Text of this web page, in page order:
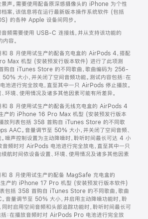
声。需要使用配备原深感摄像头的 iPhone 为个性
案，该信息将在运行最新版本操作系统软件 (包括
的各种 Apple 设备间同步。
频需要使用 USB-C 连接线，并从支持该功能的
容。
8 月使用试生产的配备充电盒的 AirPods 4，搭配
Max 机型 (安装预发行版本软件) 进行了此项测
购自 iTunes Store 的不同歌曲，歌曲编码为 256-
大小，并关闭了空间音频功能。测试内容包括：在
池进行完全放电，直至其中一只 AirPods 停止播放。
环境、使用情况及诸多其他因素可能有所差异。
8 月使用试生产的配备无线充电盒的 AirPods 4
生产的 iPhone 16 Pro Max 机型 (安装预发行版本
放列表包括 358 首购自 iTunes Store 的不同歌
AAC。音量调节至 50% 大小，并关闭了空间音频、
噪声控制设置为主动降噪时，聆听时间最长可达 4 小
音频时对 AirPods 电池进行完全放电，直至其中一只
航时间依设备设置、环境、使用情况及诸多其他因素
8 月使用试生产的配备 MagSafe 充电盒的
产的 iPhone 17 Pro 机型 (安装预发行版本软件)
表包括 358 首购自 iTunes Store 的不同歌曲，歌曲
量调节至 50% 大小，并启用主动降噪功能时，聆
时启用空间音频和头部追踪功能时，聆听时间最长可
：在播放音频时对 AirPods Pro 电池进行完全放